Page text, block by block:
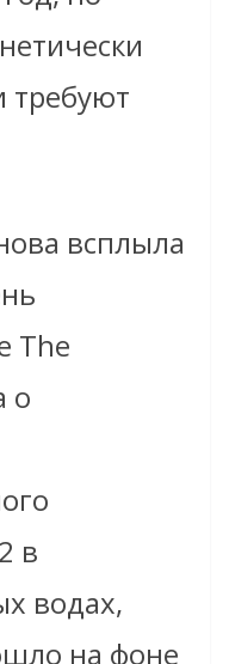
требуют
всплыла
The
о
в
водах,
на фоне